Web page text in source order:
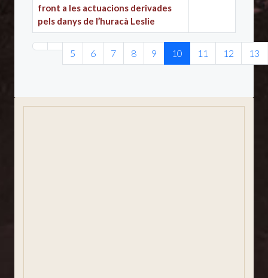
front a les actuacions derivades
pels danys de l’huracà Leslie
Página 10 de 20
5 6 7 8 9 10 11 12 13